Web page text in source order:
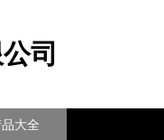
司
大全